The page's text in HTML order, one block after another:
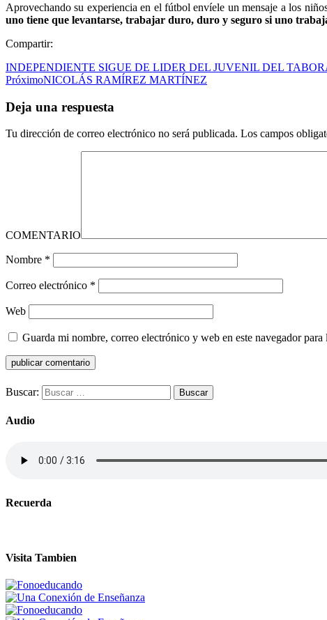
Aprovechando su experiencia en el fútbol envíele un mensaje a los
uno tiene que levantarse, trabajar duro, duro y seguro si uno
Compartir:
INDEPENDIENTE SIGUE DE LIDER DEL JUVENIL DEL
PróximoNICOLÁS RAMÍREZ MARTÍNEZ
Deja una respuesta
Tu dirección de correo electrónico no será publicada. Los campos
COMENTARIO
Nombre *
Correo electrónico *
Web
Guarda mi nombre, correo electrónico y web en este navegador
Buscar:
Audio
Recuerda
Visita Tambien